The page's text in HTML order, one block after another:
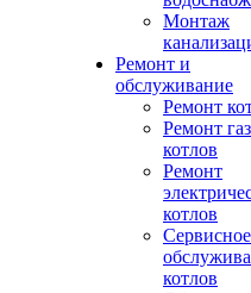
Монтаж
Ремонт и
обслуживание
Ремонт
Ремонт
котлов
Ремонт
котлов
Сервисное
котлов